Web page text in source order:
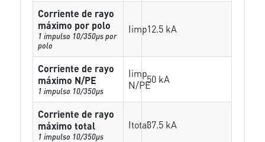
Corriente de rayo
máximo por polo
1 impulso 10/350µs por
polo
Iimp12.5 kA
Corriente de rayo
máximo N/PE
1 impulso 10/350µs
Iimp
N/PE50 kA
Corriente de rayo
máximo total
1 impulso 10/350µs
Itotal37.5 kA